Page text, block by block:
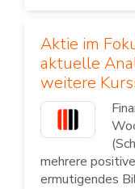
Aktie im
aktuelle
weitere
mehrere
ermutigendes